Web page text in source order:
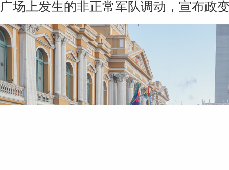
广场上发生的非正常军队调动，宣布政